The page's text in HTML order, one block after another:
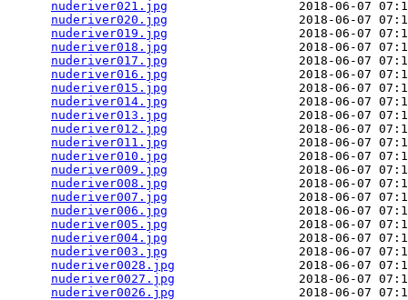
nuderiver021.jpg
2018-06-07
nuderiver020.jpg
2018-06-07
nuderiver019.jpg
2018-06-07
nuderiver018.jpg
2018-06-07
nuderiver017.jpg
2018-06-07
nuderiver016.jpg
2018-06-07
nuderiver015.jpg
2018-06-07
nuderiver014.jpg
2018-06-07
nuderiver013.jpg
2018-06-07
nuderiver012.jpg
2018-06-07
nuderiver011.jpg
2018-06-07
nuderiver010.jpg
2018-06-07
nuderiver009.jpg
2018-06-07
nuderiver008.jpg
2018-06-07
nuderiver007.jpg
2018-06-07
nuderiver006.jpg
2018-06-07
nuderiver005.jpg
2018-06-07
nuderiver004.jpg
2018-06-07
nuderiver003.jpg
2018-06-07
nuderiver0028.jpg
2018-06-07
nuderiver0027.jpg
2018-06-07
nuderiver0026.jpg
2018-06-07